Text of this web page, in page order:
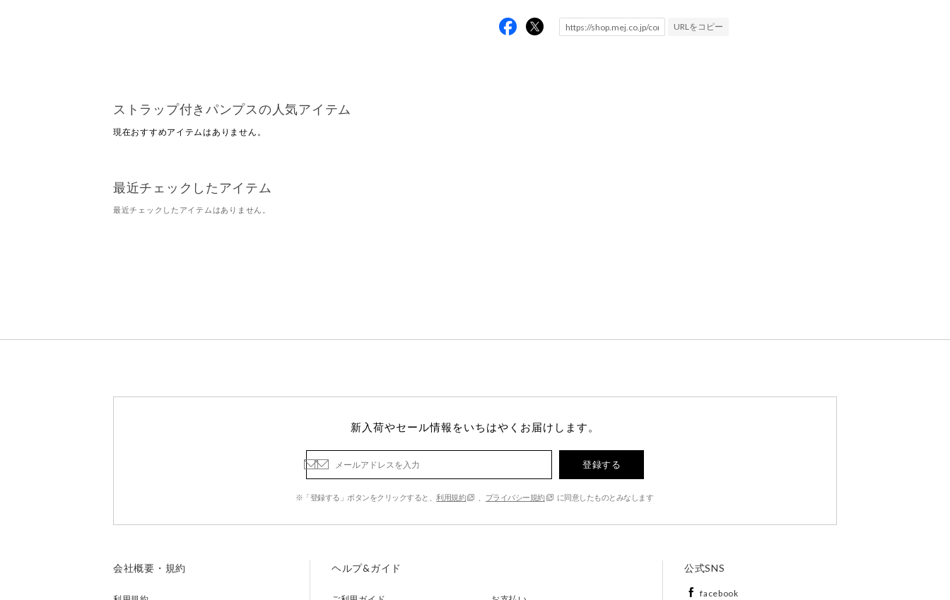
URLをコピー
ストラップ付きパンプスの人気アイテム
現在おすすめアイテムはありません。
最近チェックしたアイテム
最近チェックしたアイテムはありません。
新入荷やセール情報をいちはやくお届けします。
登録する
※「登録する」ボタンをクリックすると、利用規約 プライバシー規約 に同意したものとみなします
会社概要・規約 ヘルプ&ガイド 公式SNS
facebook